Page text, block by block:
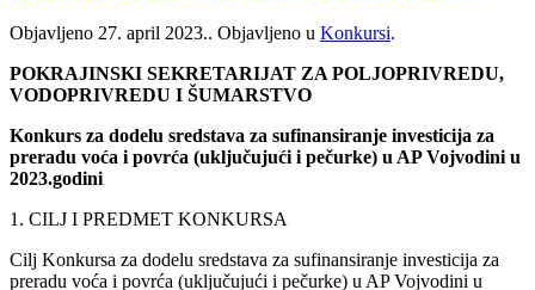
Objavljeno 27. april 2023.. Objavljeno u Konkursi.
POKRAJINSKI SEKRETARIJAT ZA POLJOPRIVREDU,
VODOPRIVREDU I ŠUMARSTVO
Konkurs za dodelu sredstava za sufinansiranje investicija za
preradu voća i povrća (uključujući i pečurke) u AP Vojvodini u
2023.godini
1. CILJ I PREDMET KONKURSA
Cilj Konkursa za dodelu sredstava za sufinansiranje investicija za
preradu voća i povrća (uključujući i pečurke) u AP Vojvodini u